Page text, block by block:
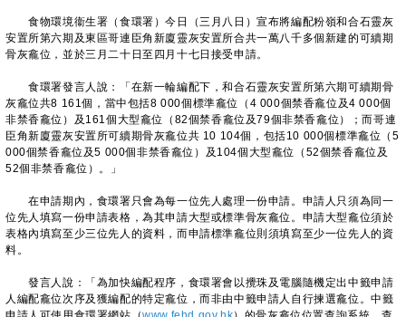
食物環境衞生署（食環署）今日（三月八日）宣布將編配粉嶺和合石靈灰
安置所第六期及東區哥連臣角新廈靈灰安置所合共一萬八千多個新建的可續期
骨灰龕位，並於三月二十日至四月十七日接受申請。
食環署發言人說：「在新一輪編配下，和合石靈灰安置所第六期可續期骨
灰龕位共8 161個，當中包括8 000個標準龕位（4 000個禁香龕位及4 000個
非禁香龕位）及161個大型龕位（82個禁香龕位及79個非禁香龕位）；而哥連
臣角新廈靈灰安置所可續期骨灰龕位共 10 104個，包括10 000個標準龕位（5
000個禁香龕位及5 000個非禁香龕位）及104個大型龕位（52個禁香龕位及
52個非禁香龕位）。」
在申請期內，食環署只會為每一位先人處理一份申請。申請人只須為同一
位先人填寫一份申請表格，為其申請大型或標準骨灰龕位。申請大型龕位須於
表格內填寫至少三位先人的資料，而申請標準龕位則須填寫至少一位先人的資
料。
發言人說：「為加快編配程序，食環署會以攪珠及電腦隨機定出中籤申請
人編配龕位次序及獲編配的特定龕位，而非由中籤申請人自行揀選龕位。中籤